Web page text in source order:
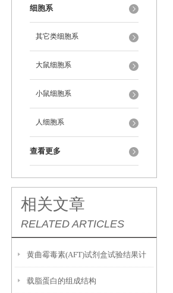
细胞系
其它类细胞系
大鼠细胞系
小鼠细胞系
人细胞系
查看更多
相关文章
RELATED ARTICLES
黄曲霉毒素(AFT)试剂盒试验结果计
算
载脂蛋白的组成结构